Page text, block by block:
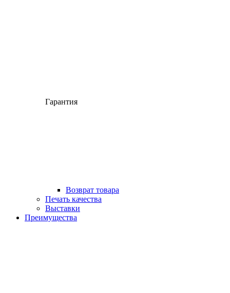
Гарантия
Возврат товара
Печать качества
Выставки
Преимущества